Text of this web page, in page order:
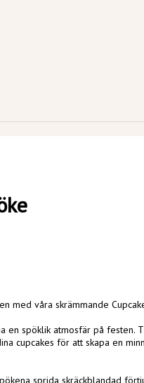
med våra skrämmande
en spöklik atmosfär på festen.
cupcakes för att skapa en
sprida skräckblandad